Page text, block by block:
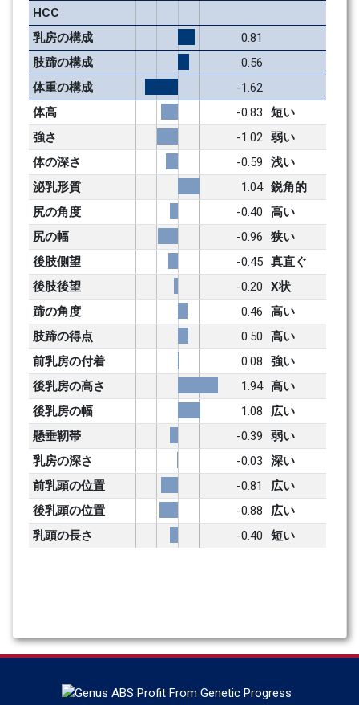
HCC
乳房の構成
0.81
肢蹄の構成
0.56
体重の構成
-1.62
体高
-0.83
短い
強さ
-1.02 弱い
体の深さ
-0.59
浅い
泌乳形質
1.04 鋭角的
尻の角度
-0.40
高い
尻の幅
-0.96
狭い
後肢側望
-0.45 真直ぐ
後肢後望
-0.20
X状
蹄の角度
0.46
高い
肢蹄の得点
0.50
高い
前乳房の付着
0.08
強い
後乳房の高さ
1.94 高い
後乳房の幅
1.08
広い
懸垂靭帯
-0.39
弱い
乳房の深さ
-0.03
深い
前乳頭の位置
-0.81
広い
後乳頭の位置
-0.88
広い
乳頭の長さ
-0.40 短い